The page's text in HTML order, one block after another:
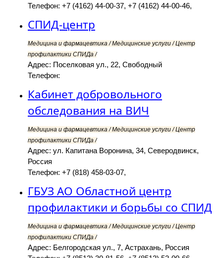
Телефон: +7 (4162) 44-00-37, +7 (4162) 44-00-46,
СПИД-центр
Медицина и фармацевтика / Медицинские услуги / Центр
профилактики СПИДа /
Адрес: Поселковая ул., 22, Свободный
Телефон:
Кабинет добровольного
обследования на ВИЧ
Медицина и фармацевтика / Медицинские услуги / Центр
профилактики СПИДа /
Адрес: ул. Капитана Воронина, 34, Северодвинск,
Россия
Телефон: +7 (818) 458-03-07,
ГБУЗ АО Областной центр
профилактики и борьбы со СПИД
Медицина и фармацевтика / Медицинские услуги / Центр
профилактики СПИДа /
Адрес: Белгородская ул., 7, Астрахань, Россия